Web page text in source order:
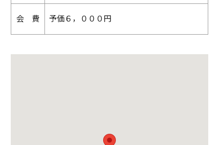
会 費 予価６，０００円